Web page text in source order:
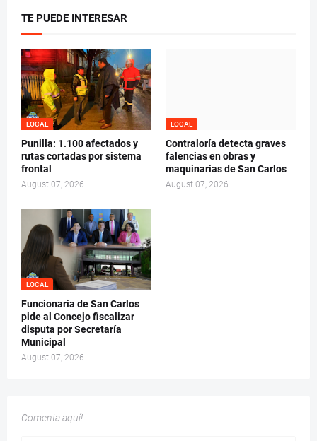
TE PUEDE INTERESAR
LOCAL
Punilla: 1.100 afectados y
rutas cortadas por sistema
frontal
August 07, 2026
LOCAL
Contraloría detecta graves
falencias en obras y
maquinarias de San Carlos
August 07, 2026
LOCAL
Funcionaria de San Carlos
pide al Concejo fiscalizar
disputa por Secretaría
Municipal
August 07, 2026
Comenta aquí!